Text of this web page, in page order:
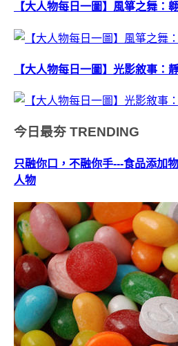
【大人物每日一圖】風箏之舞：
【大人物每日一圖】光影敘事：
今日最夯 TRENDING
只融你口，不融你手---食品添加
人物